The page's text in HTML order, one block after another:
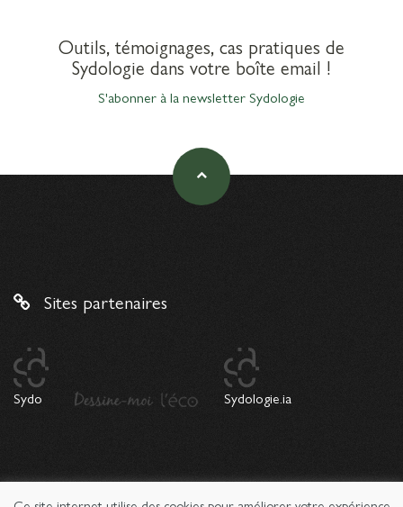
Outils, témoignages, cas pratiques de
Sydologie dans votre boîte email !
S'abonner à la newsletter Sydologie
Sites partenaires
Sydo Sydologie.ia